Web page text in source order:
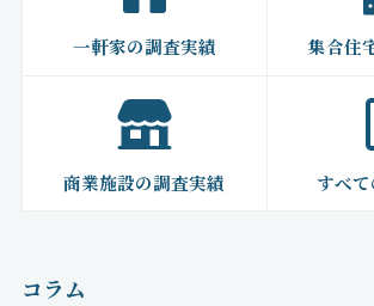
一軒家の調査実績 集合住
商業施設の調査実績 すべ
コラム